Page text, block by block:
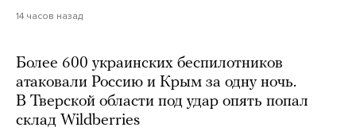
14 часов назад
Более 600 украинских беспилотников
атаковали Россию и Крым за одну ночь.
В Тверской области под удар опять попал
склад Wildberries